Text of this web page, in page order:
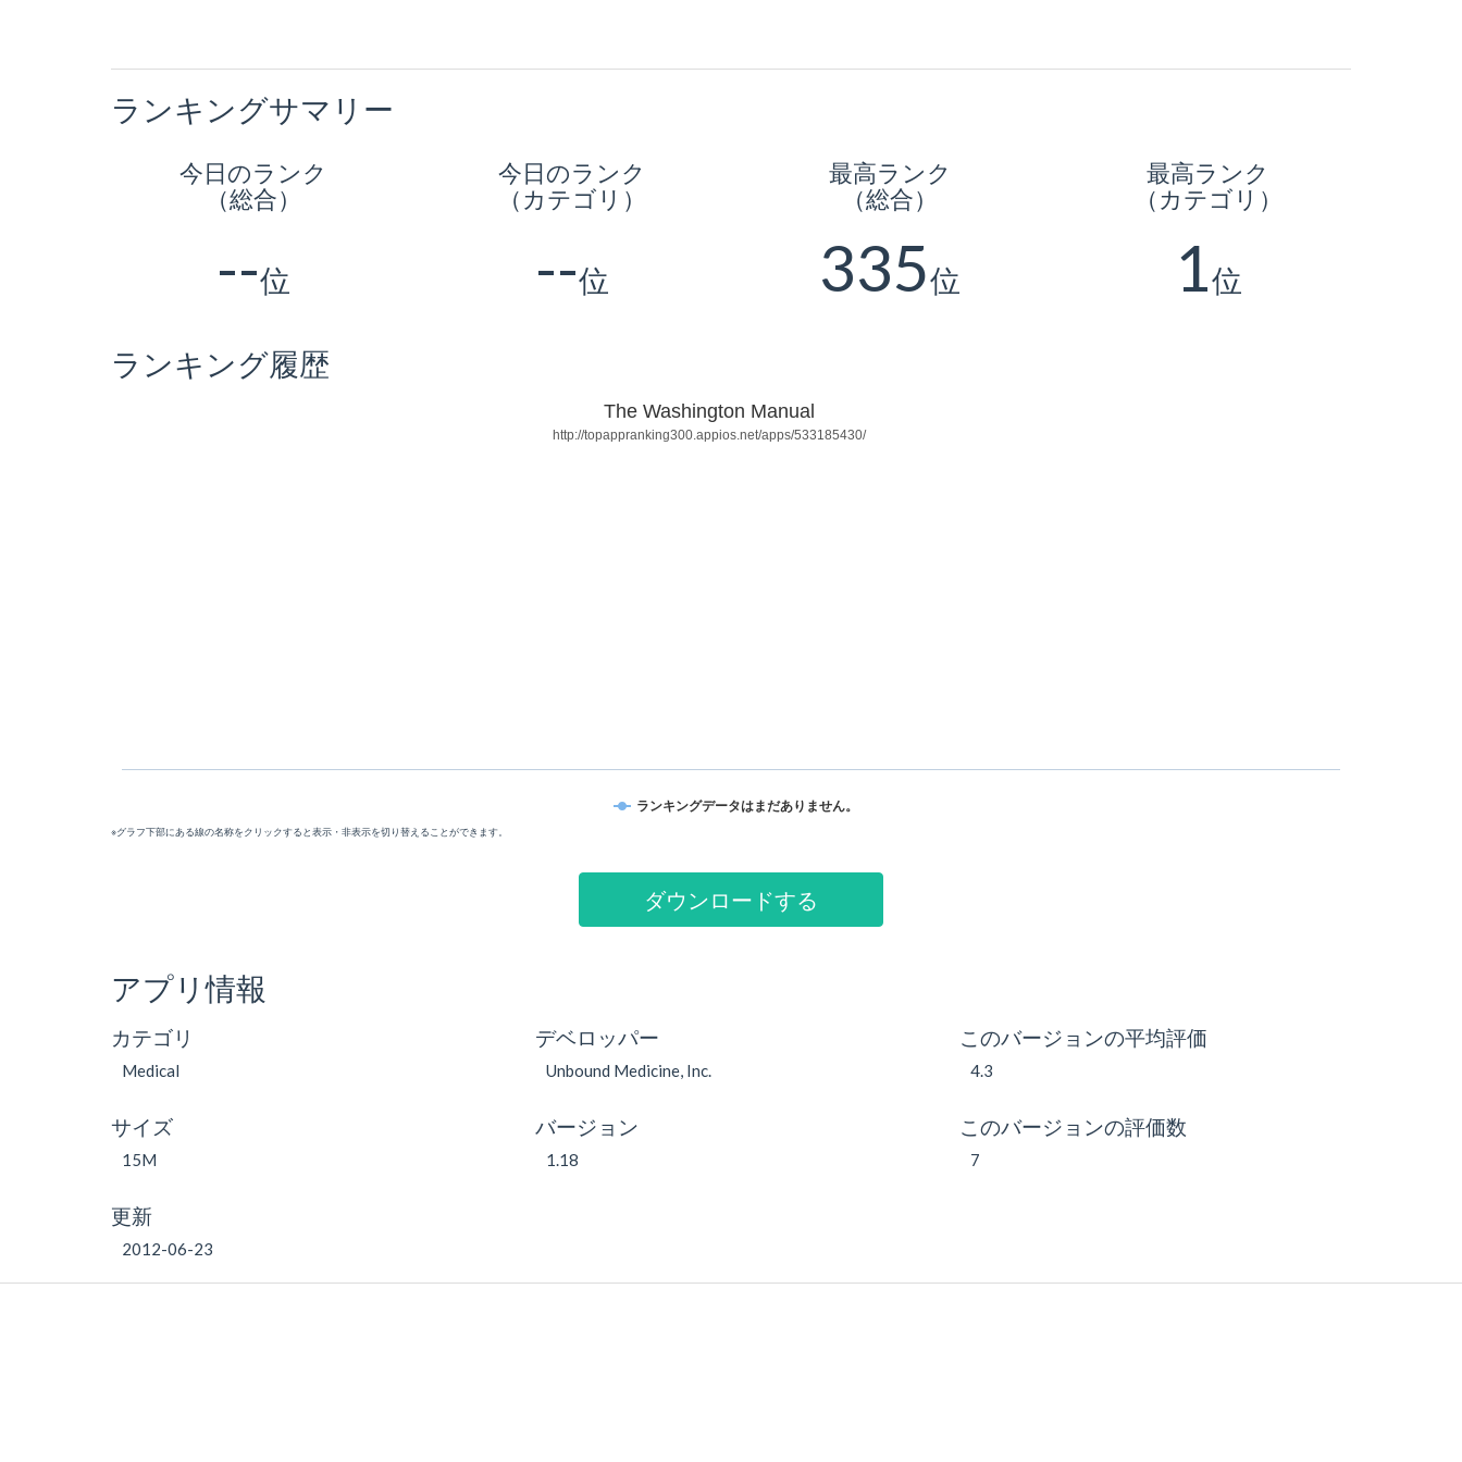
ランキングサマリー
今日のランク
（総合）
--位
今日のランク
（カテゴリ）
--位
最高ランク
（総合）
335位
最高ランク
（カテゴリ）
1位
ランキング履歴
The Washington Manual
http://topappranking300.appios.net/apps/533185430/
ランキングデータはまだありません。
※グラフ下部にある線の名称をクリックすると表示・非表示を切り替えることができます。
ダウンロードする
アプリ情報
カテゴリ
Medical
サイズ
15M
更新
2012-06-23
デベロッパー
Unbound Medicine, Inc.
バージョン
1.18
このバージョンの平均評価
4.3
このバージョンの評価数
7